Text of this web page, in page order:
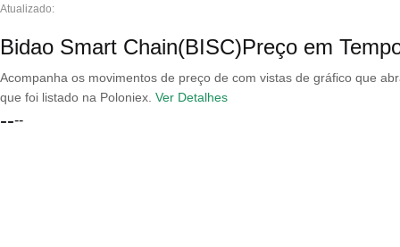
Atualizado:
Bidao Smart Chain(BISC)Preço em
Acompanha os movimentos de preço de com vistas de gráfico que
que foi listado na Poloniex. Ver Detalhes
----